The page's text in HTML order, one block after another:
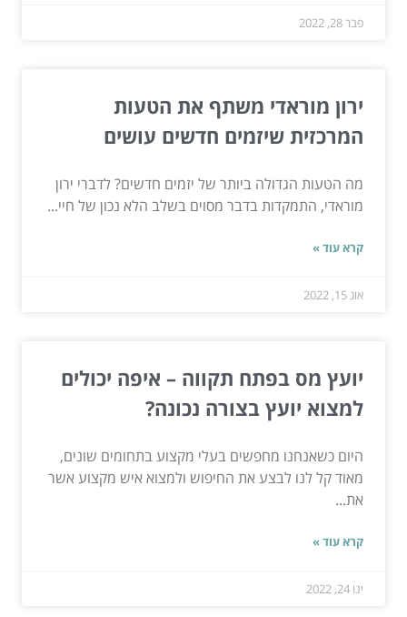
פבר 28, 2022
ירון מוראדי משתף את הטעות
המרכזית שיזמים חדשים עושים
מה הטעות הגדולה ביותר של יזמים חדשים? לדברי ירון
מוראדי, התמקדות בדבר מסוים בשלב הלא נכון של חיי...
קרא עוד »
אוג 15, 2022
יועץ מס בפתח תקווה – איפה יכולים
למצוא יועץ בצורה נכונה?
היום כשאנחנו מחפשים בעלי מקצוע בתחומים שונים,
מאוד קל לנו לבצע את החיפוש ולמצוא איש מקצוע אשר
את...
קרא עוד »
ינו 24, 2022